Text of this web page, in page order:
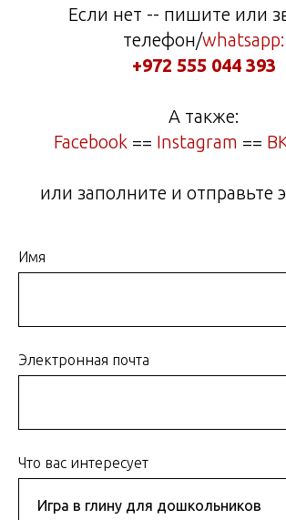
Если нет -- пишите или
телефон/whatsapp:
+972 555 044 393
А также:
Facebook == Instagram ==
или заполните и отправьте
Имя
Электронная почта
Что вас интересует